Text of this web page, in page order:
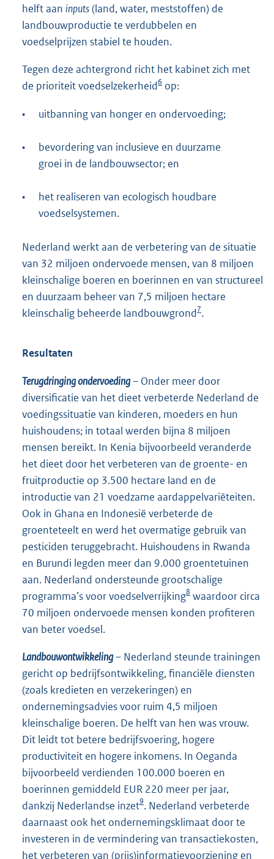
helft aan inputs(land, water, meststoffen) de
landbouwproductie te verdubbelen en
voedselprijzen stabiel te houden.
Tegen deze achtergrond richt het kabinet zich met
de prioriteit voedselzekerheid6 op:
• uitbanning van honger en ondervoeding;
•
bevordering van inclusieve en duurzame
groei in de landbouwsector; en
•
het realiseren van ecologisch houdbare
voedselsystemen.
Nederland werkt aan de verbetering van de situatie
van 32 miljoen ondervoede mensen, van 8 miljoen
kleinschalige boeren en boerinnen en van structureel
en duurzaam beheer van 7,5 miljoen hectare
kleinschalig beheerde landbouwgrond7.
Resultaten
Terugdringing ondervoeding– Onder meer door
diversificatie van het dieet verbeterde Nederland de
voedingssituatie van kinderen, moeders en hun
huishoudens; in totaal werden bijna 8 miljoen
mensen bereikt. In Kenia bijvoorbeeld veranderde
het dieet door het verbeteren van de groente- en
fruitproductie op 3.500 hectare land en de
introductie van 21 voedzame aardappelvariëteiten.
Ook in Ghana en Indonesië verbeterde de
groenteteelt en werd het overmatige gebruik van
pesticiden teruggebracht. Huishoudens in Rwanda
en Burundi legden meer dan 9.000 groentetuinen
aan. Nederland ondersteunde grootschalige
programma’s voor voedselverrijking8 waardoor circa
70 miljoen ondervoede mensen konden profiteren
van beter voedsel.
Landbouwontwikkeling– Nederland steunde trainingen
gericht op bedrijfsontwikkeling, financiële diensten
(zoals kredieten en verzekeringen) en
ondernemingsadvies voor ruim 4,5 miljoen
kleinschalige boeren. De helft van hen was vrouw.
Dit leidt tot betere bedrijfsvoering, hogere
productiviteit en hogere inkomens. In Oeganda
bijvoorbeeld verdienden 100.000 boeren en
boerinnen gemiddeld EUR 220 meer per jaar,
dankzij Nederlandse inzet9. Nederland verbeterde
daarnaast ook het ondernemingsklimaat door te
investeren in de vermindering van transactiekosten,
het verbeteren van (prijs)informatievoorziening en